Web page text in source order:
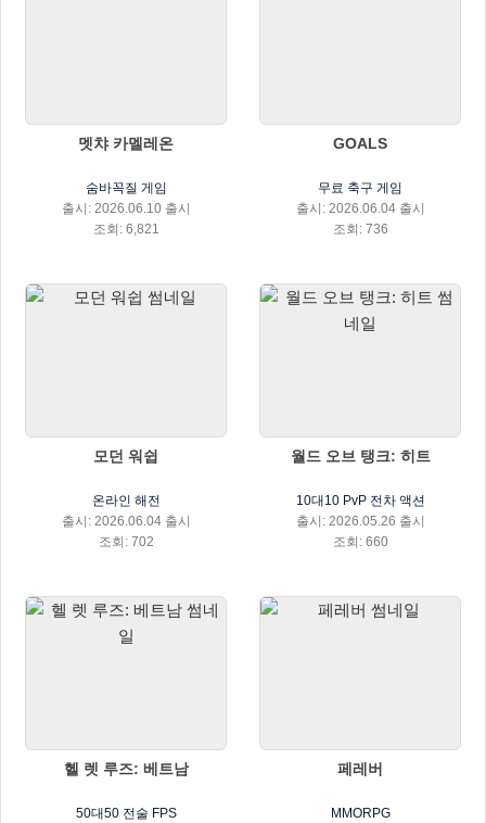
멧챠 카멜레온
숨바꼭질 게임
출시: 2026.06.10 출시
조회: 6,821
GOALS
무료 축구 게임
출시: 2026.06.04 출시
조회: 736
모던 워쉽
온라인 해전
출시: 2026.06.04 출시
조회: 702
월드 오브 탱크: 히트
10대10 PvP 전차 액션
출시: 2026.05.26 출시
조회: 660
헬 렛 루즈: 베트남
50대50 전술 FPS
페레버
MMORPG